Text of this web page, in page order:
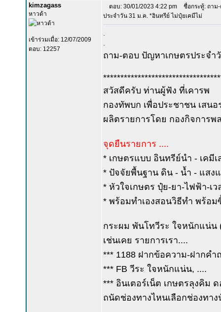
kimzagass
หาวด้า
เข้าร่วมเมื่อ: 12/07/2009
ตอบ: 12257
ตอบ: 30/01/2023 4:22 pm
ชื่อกระทู้: ถาม
ประจำวัน 31 ม.ค. *อินทรีย์ ไม่ปุ๋ยเคมีไม่
ถาม-ตอบ ปัญหาเกษตรประจำ
สวัสดีครับ ท่านผู้ฟัง ที่เคารพ
กองทัพบก เพื่อประชาชน เสน
ผลิตรายการโดย กองกิจการ
จุดยืนรายการ ....
* เกษตรแบบ อินทรีย์นำ - เคมีเ
* ปัจจัยพื้นฐาน ดิน - น้ำ - แสง
* หัวใจเกษตร ปุ๋ย-ยา-ไฟฟ้า-เ
* พร้อมทำเองสอนวิธีทำ พร้อ
กระผม พันโทวีระ ใจหนักแน่น
เช่นเคย รายการเรา....
*** 1188 ฝากข้อความ-ฝากคำ
*** FB วีระ ใจหนักแน่น, ....
*** อินเตอร์เน็ต เกษตรลุงคิม
ถนัดช่องทางไหนเลือกช่องทา